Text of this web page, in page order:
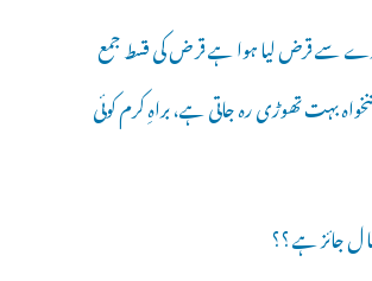
سے قرض لیا ہوا ہے قر ض کی قسط جمع
بہت تھوڑی رہ جاتی ہے، براہِ کرم کوئی
ل جائز ہے ؟؟